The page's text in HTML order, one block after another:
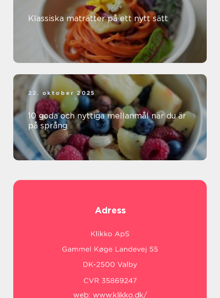
Klassiska maträtter på ett nytt sätt
22. oktober 2025
10 goda och nyttiga mellanmål när du är
på språng
Adress
web: www.klikko.dk/